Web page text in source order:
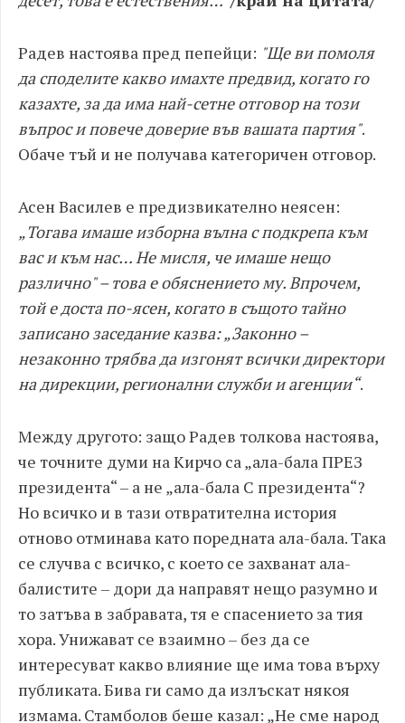
Радев настоява пред пепейци: "Ще ви помоля
да споделите какво имахте предвид, когато го
казахте, за да има най-сетне отговор на този
въпрос и повече доверие във вашата партия".
Обаче тъй и не получава категоричен отговор.
Асен Василев е предизвикателно неясен:
„Тогава имаше изборна вълна с подкрепа към
вас и към нас… Не мисля, че имаше нещо
различно" – това е обяснението му. Впрочем,
той е доста по-ясен, когато в същото тайно
записано заседание казва: „Законно –
незаконно трябва да изгонят всички директори
на дирекции, регионални служби и агенции“.
Между другото: защо Радев толкова настоява,
че точните думи на Кирчо са „ала-бала ПРЕЗ
президента“ – а не „ала-бала С президента“?
Но всичко и в тази отвратителна история
отново отминава като поредната ала-бала. Така
се случва с всичко, с което се захванат ала-
балистите – дори да направят нещо разумно и
то затъва в забравата, тя е спасението за тия
хора. Унижават се взаимно – без да се
интересуват какво влияние ще има това върху
публиката. Бива ги само да излъскат някоя
измама. Стамболов беше казал: „Не сме народ